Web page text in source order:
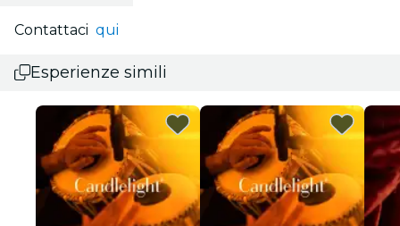
Contattaci qui
Esperienze simili